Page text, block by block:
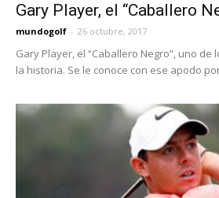
Gary Player, el “Caballero
mundogolf - 26 octubre, 2017
Gary Player, el “Caballero Negro”, uno
la historia. Se le conoce con ese apodo